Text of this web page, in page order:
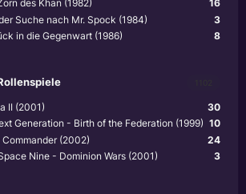
16
des Khan (1982)
3
Suche nach Mr. Spock (1984)
8
in die Gegenwart (1986)
30
II (2001)
10
Generation - Birth of the Federation (1999)
24
(2002)
3
Nine - Dominion Wars (2001)